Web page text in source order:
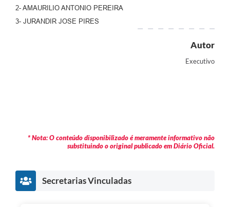
2- AMAURILIO ANTONIO PEREIRA
3- JURANDIR JOSE PIRES
Autor
Executivo
* Nota: O conteúdo disponibilizado é meramente informativo não
substituindo o original publicado em Diário Oficial.
Secretarias Vinculadas